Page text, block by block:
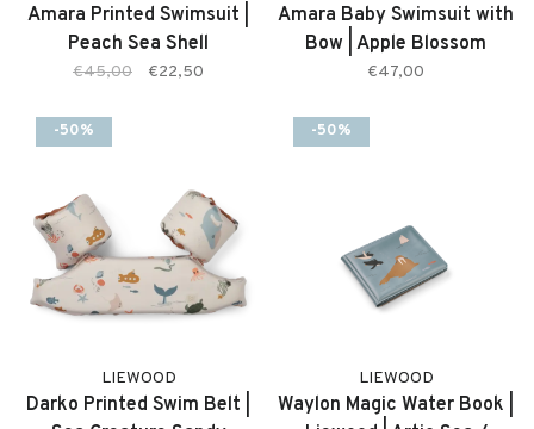
Amara Printed Swimsuit |
Peach Sea Shell
€45,00 €22,50
Amara Baby Swimsuit with
Bow | Apple Blossom
€47,00
-50%
LIEWOOD
Darko Printed Swim Belt |
-50%
LIEWOOD
Waylon Magic Water Book |